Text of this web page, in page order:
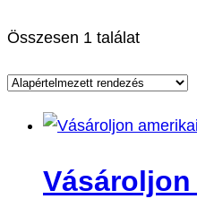
Összesen 1 találat